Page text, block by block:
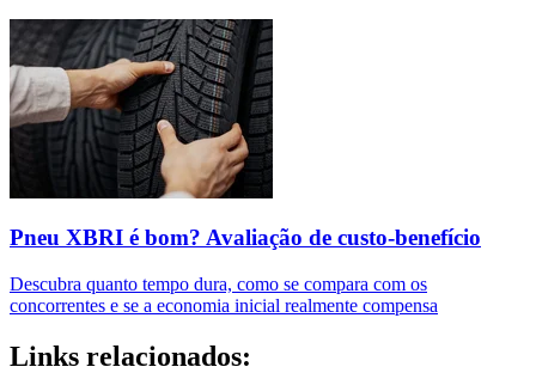
Pneu XBRI é bom? Avaliação de custo-benefício
Descubra quanto tempo dura, como se compara com os
concorrentes e se a economia inicial realmente compensa
Links relacionados: